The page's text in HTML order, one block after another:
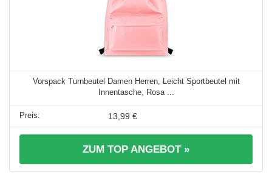
Vorspack Turnbeutel Damen Herren, Leicht Sportbeutel mit
Innentasche, Rosa ...
13,99 €
ZUM TOP ANGEBOT »